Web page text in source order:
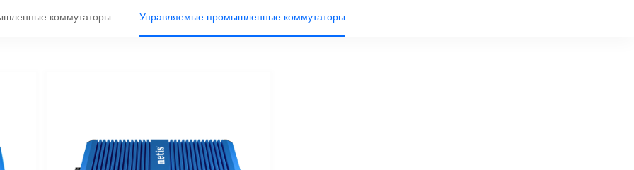
коммутаторы Управляемые промышленные коммутаторы